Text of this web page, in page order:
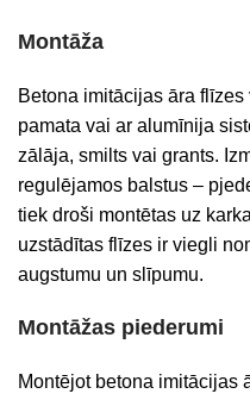
Montāža
Betona imitācijas āra flīzes
pamata vai ar alumīnija
zālāja, smilts vai grants.
regulējamos balstus –
tiek droši montētas uz
uzstādītas flīzes ir viegli
augstumu un slīpumu.
Montāžas piederumi
Montējot betona imitācijas